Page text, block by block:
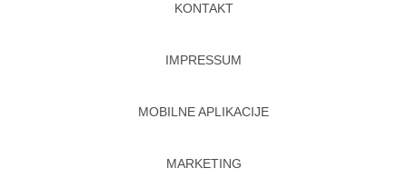
KONTAKT
IMPRESSUM
MOBILNE APLIKACIJE
MARKETING